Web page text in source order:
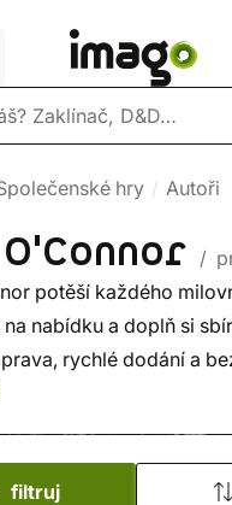
hry Autoři
/
potěší každého
na nabídku a doplň si
rychlé dodání a
filtruj